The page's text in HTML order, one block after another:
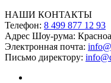
НАШИ КОНТАКТЫ
Телефон: 8 499 877 12 93
Адрес Шоу-рума:
Электронная почта:
Письмо директору: